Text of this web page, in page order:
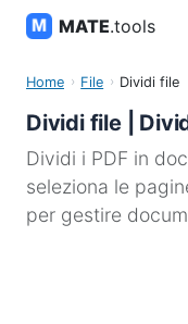
MATE.tools
Home File Dividi file
Dividi file |
Dividi i PDF in
seleziona le
per gestire